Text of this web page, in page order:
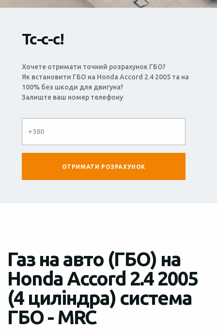
Тс-с-с!
Хочете отримати точний розрахунок ГБО?
Як встановити ГБО на Honda Accord 2.4 2005 та на
100% без шкоди для двигуна?
Залиште ваш номер телефону
Газ на авто (ГБО) на
Honda Accord 2.4 2005
(4 циліндра) система
ГБО - MRC